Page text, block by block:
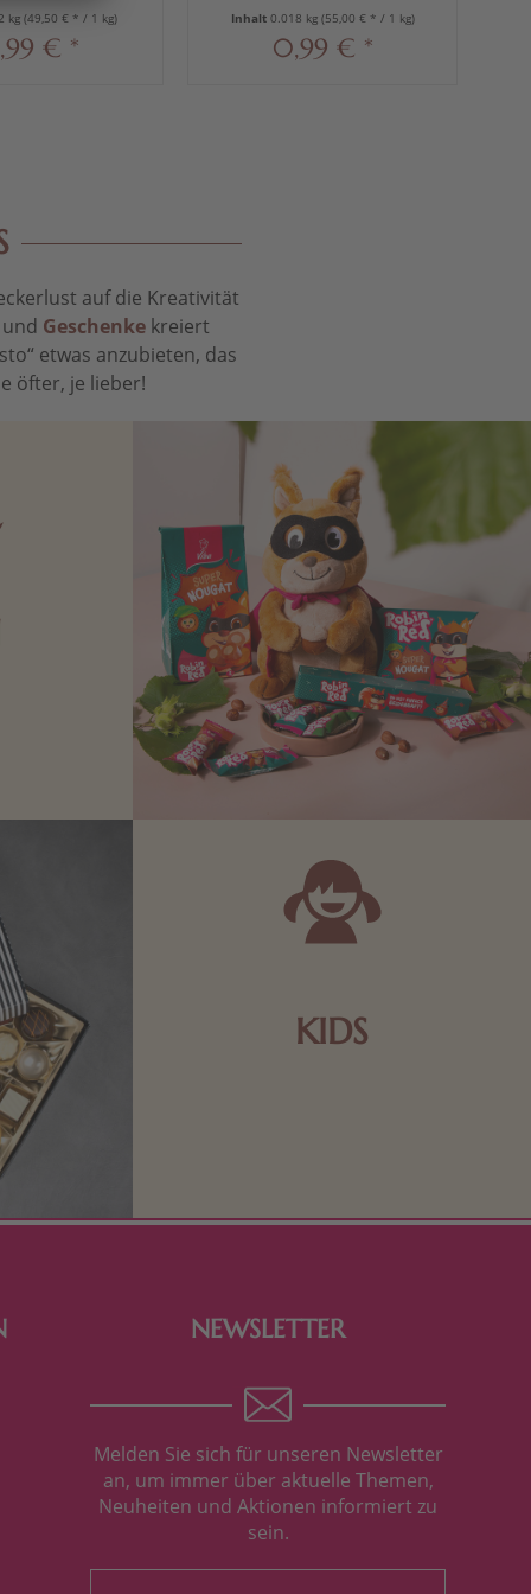
kg (49,50 € * / 1 kg)
€ *
Inhalt 0.018 kg (55,00 € * / 1 kg)
0,99 € *
auf die Kreativität
Geschenkekreiert
etwas anzubieten, das
öfter, je lieber!
KIDS
NEWSLETTER
Melden Sie sich für unseren Newsletter
an, um immer über aktuelle Themen,
Neuheiten und Aktionen informiert zu
sein.